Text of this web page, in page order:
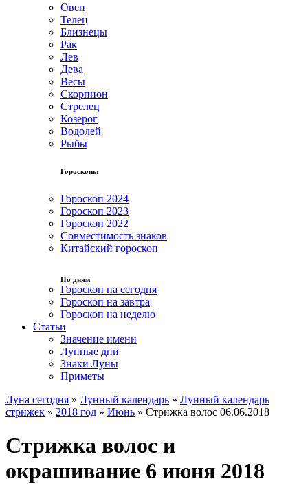
Овен
Телец
Близнецы
Рак
Лев
Дева
Весы
Скорпион
Стрелец
Козерог
Водолей
Рыбы
Гороскопы
Гороскоп 2024
Гороскоп 2023
Гороскоп 2022
Совместимость знаков
Китайский гороскоп
По дням
Гороскоп на сегодня
Гороскоп на завтра
Гороскоп на неделю
Статьи
Значение имени
Лунные дни
Знаки Луны
Приметы
Луна сегодня » Лунный календарь » Лунный календарь
стрижек » 2018 год » Июнь » Стрижка волос 06.06.2018
Стрижка волос и
окрашивание 6 июня 2018